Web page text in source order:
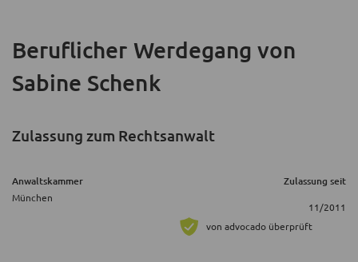
Beruflicher Werdegang von
Sabine Schenk
Zulassung zum Rechtsanwalt
Anwaltskammer Zulassung seit
München
11/2011
von advocado überprüft